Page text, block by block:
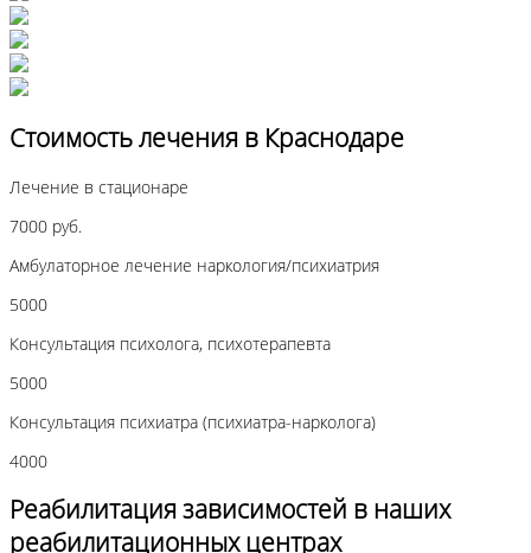
Стоимость лечения в Краснодаре
Лечение в стационаре
7000 руб.
Амбулаторное лечение наркология/психиатрия
5000
Консультация психолога, психотерапевта
5000
Консультация психиатра (психиатра-нарколога)
4000
Реабилитация зависимостей в наших
реабилитационных центрах